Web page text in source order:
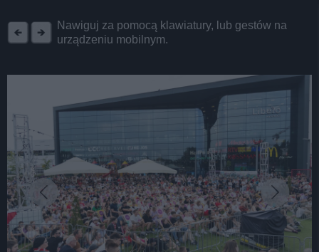
Nawiguj za pomocą klawiatury, lub gestów na
urządzeniu mobilnym.